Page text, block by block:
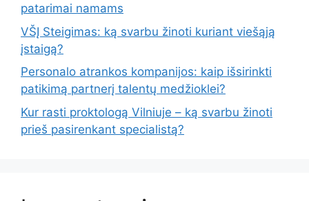
patarimai namams
VŠĮ Steigimas: ką svarbu žinoti kuriant viešąją
įstaigą?
Personalo atrankos kompanijos: kaip išsirinkti
patikimą partnerį talentų medžioklei?
Kur rasti proktologą Vilniuje – ką svarbu žinoti
prieš pasirenkant specialistą?